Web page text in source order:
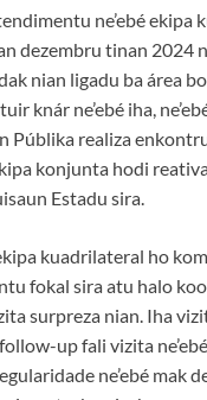
ne’ebé ekipa
dezembru tinan 2024
nian ligadu ba área
knár ne’ebé iha,
Públika realiza
konjunta hodi
Estadu sira.
kuadrilateral ho
fokal sira atu halo
surpreza nian. Iha
up fali vizita
ne’ebé mak